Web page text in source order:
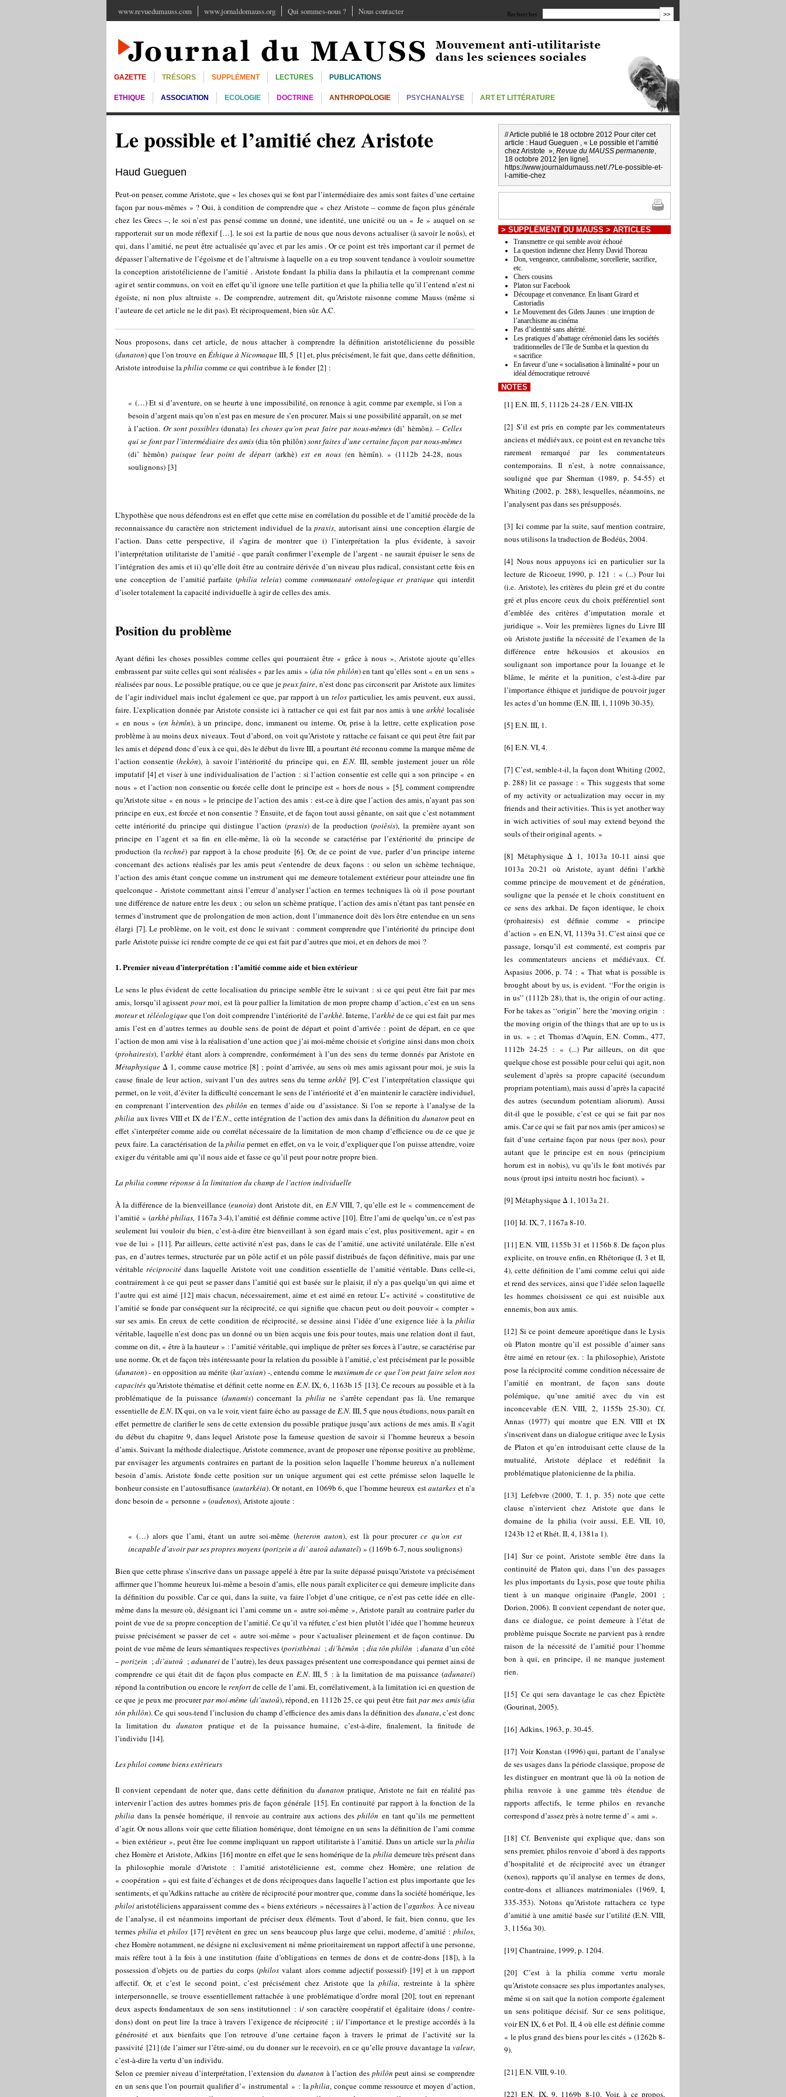
www.revuedumauss.com www.jornaldomauss.org Qui sommes-nous ? Nous contacter Rechercher :
GAZETTE TRÉSORS SUPPLÉMENT LECTURES PUBLICATIONS
ETHIQUE ASSOCIATION ECOLOGIE DOCTRINE ANTHROPOLOGIE PSYCHANALYSE ART ET LITTÉRATURE
Le possible et l’amitié chez Aristote
Haud Gueguen
Peut-on penser, comme Aristote, que « les choses qui se font par l’intermédiaire des amis sont faites d’une certaine
façon par nous-mêmes » ? Oui, à condition de comprendre que « chez Aristote – comme de façon plus générale
chez les Grecs –, le soi n’est pas pensé comme un donné, une identité, une unicité ou un « Je » auquel on se
rapporterait sur un mode réflexif […]. le soi est la partie de nous que nous devons actualiser (à savoir le noûs), et
qui, dans l’amitié, ne peut être actualisée qu’avec et par les amis . Or ce point est très important car il permet de
dépasser l’alternative de l’égoïsme et de l’altruisme à laquelle on a eu trop souvent tendance à vouloir soumettre
la conception aristotélicienne de l’amitié . Aristote fondant la philia dans la philautia et la comprenant comme
agir et sentir communs, on voit en effet qu’il ignore une telle partition et que la philia telle qu’il l’entend n’est ni
égoïste, ni non plus altruiste ». De comprendre, autrement dit, qu’Aristote raisonne comme Mauss (même si
l’auteure de cet article ne le dit pas). Et réciproquement, bien sûr. A.C.
Nous proposons, dans cet article, de nous attacher à comprendre la définition aristotélicienne du possible
(dunaton) que l’on trouve en Éthique à NicomaqueIII, 5 [1]et, plus précisément, le fait que, dans cette définition,
Aristote introduise laphilia comme ce qui contribue à le fonder[2] :
« (…) Et si d’aventure, on se heurte à une impossibilité, on renonce à agir, comme par exemple, si l’on a
besoin d’argent mais qu’on n’est pas en mesure de s’en procurer. Mais si une possibilité apparaît, on se met
à l’action. Or sont possibles(dunata) les choses qu’on peut faire par nous-mêmes(di’ hèmôn). – Celles
qui se font par l’intermédiaire des amis(dia tôn philôn)sont faites d’une certaine façon par nous-mêmes
(di’ hèmôn)puisque leur point de départ(arkhè) est en nous (en hèmîn). » (1112b 24-28, nous
soulignons) [3]
L’hypothèse que nous défendrons est en effet que cette mise en corrélation du possible et de l’amitié procède de la
reconnaissance du caractère non strictement individuel de lapraxis, autorisant ainsi une conception élargie de
l’action. Dans cette perspective, il s’agira de montrer que i) l’interprétation la plus évidente, à savoir
l’interprétation utilitariste de l’amitié - que paraît confirmer l’exemple de l’argent - ne saurait épuiser le sens de
l’intégration des amis et ii) qu’elle doit être au contraire dérivée d’un niveau plus radical, consistant cette fois en
une conception de l’amitié parfaite (philia teleia) comme communauté ontologique et pratique qui interdit
d’isoler totalement la capacité individuelle à agir de celles des amis.
Position du problème
Ayant défini les choses possibles comme celles qui pourraient être « grâce à nous », Aristote ajoute qu’elles
embrassent par suite celles qui sont réalisées « par les amis » (dia tôn philôn) en tant qu’elles sont « en un sens »
réalisées par nous. Le possible pratique, ou ce que jepeux faire, n’est donc pas circonscrit par Aristote aux limites
de l’agir individuel mais inclut également ce que, par rapport à untelos particulier, les amis peuvent, eux aussi,
faire. L’explication donnée par Aristote consiste ici à rattacher ce qui est fait par nos amis à une arkhè localisée
« en nous » (en hèmîn), à un principe, donc, immanent ou interne. Or, prise à la lettre, cette explication pose
problème à au moins deux niveaux. Tout d’abord, on voit qu’Aristote y rattache ce faisant ce qui peut être fait par
les amis et dépend donc d’eux à ce qui, dès le début du livre III, a pourtant été reconnu comme la marque même de
l’action consentie (hekôn), à savoir l’intériorité du principe qui, en E.N. III, semble justement jouer un rôle
imputatif[4] et viser à une individualisation de l’action : si l’action consentie est celle qui a son principe « en
nous » et l’action non consentie ou forcée celle dont le principe est « hors de nous » [5], comment comprendre
qu’Aristote situe « en nous » le principe de l’action des amis : est-ce à dire que l’action des amis, n’ayant pas son
principe en eux, est forcée et non consentie ? Ensuite, et de façon tout aussi gênante, on sait que c’est notamment
cette intériorité du principe qui distingue l’action (praxis) de la production (poiêsis), la première ayant son
principe en l’agent et sa fin en elle-même, là où la seconde se caractérise par l’extériorité du principe de
production (latechnè) par rapport à la chose produite [6]. Or, de ce point de vue, parler d’un principe interne
concernant des actions réalisés par les amis peut s’entendre de deux façons : ou selon un schème technique,
l’action des amis étant conçue comme un instrument qui me demeure totalement extérieur pour atteindre une fin
quelconque - Aristote commettant ainsi l’erreur d’analyser l’action en termes techniques là où il pose pourtant
une différence de nature entre les deux ; ou selon un schème pratique, l’action des amis n’étant pas tant pensée en
termes d’instrument que de prolongation de mon action, dont l’immanence doit dès lors être entendue en un sens
élargi [7]. Le problème, on le voit, est donc le suivant : comment comprendre que l’intériorité du principe dont
parle Aristote puisse ici rendre compte de ce qui est fait par d’autres que moi, et en dehors de moi ?
1. Premier niveau d’interprétation : l’amitié comme aide et bien extérieur
Le sens le plus évident de cette localisation du principe semble être le suivant : si ce qui peut être fait par mes
amis, lorsqu’il agissent pourmoi, est là pour pallier la limitation de mon propre champ d’action, c’est en un sens
moteuret téléologiqueque l’on doit comprendre l’intériorité de l’arkhè. Interne, l’arkhède ce qui est fait par mes
amis l’est en d’autres termes au double sens de point de départ et point d’arrivée : point de départ, en ce que
l’action de mon ami vise à la réalisation d’une action que j’ai moi-même choisie et s’origine ainsi dans mon choix
(prohairesis), l’arkhèétant alors à comprendre, conformément à l’un des sens du terme donnés par Aristote en
Métaphysique Δ 1, comme cause motrice[8] ; point d’arrivée, au sens où mes amis agissant pour moi, je suis la
cause finale de leur action, suivant l’un des autres sens du termearkhè [9]. C’est l’interprétation classique qui
permet, on le voit, d’éviter la difficulté concernant le sens de l’intériorité et d’en maintenir le caractère individuel,
en comprenant l’intervention desphilôn en termes d’aide ou d’assistance. Si l’on se reporte à l’analyse de la
philia aux livres VIII et IX de l’E.N., cette intégration de l’action des amis dans la définition du dunaton peut en
effet s’interpréter comme aide ou corrélat nécessaire de la limitation de mon champ d’efficience ou de ce que je
peux faire. La caractérisation de laphilia permet en effet, on va le voir, d’expliquer que l’on puisse attendre, voire
exiger du véritable ami qu’il nous aide et fasse ce qu’il peut pour notre propre bien.
La philia comme réponse à la limitation du champ de l’action individuelle
À la différence de la bienveillance (eunoia) dont Aristote dit, en E.NVIII, 7, qu’elle est le « commencement de
l’amitié » (arkhè philias, 1167a 3-4), l’amitié est définie comme active[10]. Être l’ami de quelqu’un, ce n’est pas
seulement lui vouloir du bien, c’est-à-dire être bienveillant à son égard mais c’est, plus positivement, agir « en
vue de lui » [11]. Par ailleurs, cette activité n’est pas, dans le cas de l’amitié, une activité unilatérale. Elle n’est
pas, en d’autres termes, structurée par un pôle actif et un pôle passif distribués de façon définitive, mais par une
véritableréciprocité dans laquelle Aristote voit une condition essentielle de l’amitié véritable. Dans celle-ci,
contrairement à ce qui peut se passer dans l’amitié qui est basée sur le plaisir, il n’y a pas quelqu’un qui aime et
l’autre qui est aimé[12] mais chacun, nécessairement, aime et est aimé en retour. L’« activité » constitutive de
l’amitié se fonde par conséquent sur la réciprocité, ce qui signifie que chacun peut ou doit pouvoir « compter »
sur ses amis. En creux de cette condition de réciprocité, se dessine ainsi l’idée d’une exigence liée à la philia
véritable, laquelle n’est donc pas un donné ou un bien acquis une fois pour toutes, mais une relation dont il faut,
comme on dit, « être à la hauteur » : l’amitié véritable, qui implique de prêter ses forces à l’autre, se caractérise par
une norme. Or, et de façon très intéressante pour la relation du possible à l’amitié, c’est précisément par le possible
(dunaton) - en opposition au mérite (kat’axian) -,entendu comme lemaximum de ce que l’on peut faire selon nos
capacités qu’Aristote thématise et définit cette norme en E.N. IX, 6, 1163b 15 [13]. Ce recours au possible et à la
problématique de la puissance (dunamis) concernant la philia ne s’arrête cependant pas là. Une remarque
essentielle deE.N. IX qui, on va le voir, vient faire écho au passage deE.N. III, 5 que nous étudions, nous paraît en
effet permettre de clarifier le sens de cette extension du possible pratique jusqu’aux actions de mes amis. Il s’agit
du début du chapitre 9, dans lequel Aristote pose la fameuse question de savoir si l’homme heureux a besoin
d’amis. Suivant la méthode dialectique, Aristote commence, avant de proposer une réponse positive au problème,
par envisager les arguments contraires en partant de la position selon laquelle l’homme heureux n’a nullement
besoin d’amis. Aristote fonde cette position sur un unique argument qui est cette prémisse selon laquelle le
bonheur consiste en l’autosuffisance (autarkéia). Or notant, en 1069b 6, que l’homme heureux estautarkes et n’a
donc besoin de « personne » (oudenos), Aristote ajoute :
« (…) alors que l’ami, étant un autre soi-même (heteron auton), est là pour procurerce qu’on est
incapable d’avoir par ses propres moyens(porizein a di’ autoû adunateî) » (1169b 6-7, nous soulignons)
Bien que cette phrase s’inscrive dans un passage appelé à être par la suite dépassé puisqu’Aristote va précisément
affirmer que l’homme heureux lui-même a besoin d’amis, elle nous paraît expliciter ce qui demeure implicite dans
la définition du possible. Car ce qui, dans la suite, va faire l’objet d’une critique, ce n’est pas cette idée en elle-
même dans la mesure où, désignant ici l’ami comme un « autre soi-même », Aristote paraît au contraire parler du
point de vue de sa propre conception de l’amitié. Ce qu’il va réfuter, c’est bien plutôt l’idée que l’homme heureux
puisse précisément se passer de cet « autre soi-même » pour s’actualiser pleinement et de façon continue. Du
point de vue même de leurs sémantiques respectives (poristhènai ; di’hèmôn ; dia tôn philôn ; dunata d’un côté
–porizein ;di’autoû ;adunateide l’autre), les deux passages présentent une correspondance qui permet ainsi de
comprendre ce qui était dit de façon plus compacte en E.N. III, 5 : à la limitation de ma puissance (adunatei)
répond la contribution ou encore lerenfortde celle de l’ami. Et, corrélativement, à la limitation ici en question de
ce que je peux me procurerpar moi-même (di’autoû), répond, en 1112b 25, ce qui peut être faitpar mes amis(dia
tôn philôn). Ce qui sous-tend l’inclusion du champ d’efficience des amis dans la définition des dunata, c’est donc
la limitation dudunaton pratique et de la puissance humaine, c’est-à-dire, finalement, la finitude de
l’individu [14].
Lesphiloicomme biens extérieurs
Il convient cependant de noter que, dans cette définition du dunaton pratique, Aristote ne fait en réalité pas
intervenir l’action des autres hommes pris de façon générale [15]. En continuité par rapport à la fonction de la
philia dans la pensée homérique, il renvoie au contraire aux actions desphilôn en tant qu’ils me permettent
d’agir. Or nous allons voir que cette filiation homérique, dont témoigne en un sens la définition de l’ami comme
« bien extérieur », peut être lue comme impliquant un rapport utilitariste à l’amitié. Dans un article sur la philia
chez Homère et Aristote, Adkins [16]montre en effet que le sens homérique de la philia demeure très présent dans
la philosophie morale d’Aristote : l’amitié aristotélicienne est, comme chez Homère, une relation de
« coopération » qui est faite d’échanges et de dons réciproques dans laquelle l’action est plus importante que les
sentiments, et qu’Adkins rattache au critère de réciprocité pour montrer que, comme dans la société homérique, les
philoiaristotéliciens apparaissent comme des « biens extérieurs » nécessaires à l’action de l’agathos. À ce niveau
de l’analyse, il est néanmoins important de préciser deux éléments. Tout d’abord, le fait, bien connu, que les
termesphilia etphilos [17] revêtent en grec un sens beaucoup plus large que celui, moderne, d’amitié :philos,
chez Homère notamment, ne désigne ni exclusivement ni même prioritairement un rapport affectif à une personne,
mais réfère tout à la fois à une institution (faite d’obligations en termes de dons et de contre-dons [18]), à la
possession d’objets ou de parties du corps (philos valant alors comme adjectif possessif)[19]et à un rapport
affectif. Or, et c’est le second point, c’est précisément chez Aristote que la philia, restreinte à la sphère
interpersonnelle, se trouve essentiellement rattachée à une problématique d’ordre moral [20], tout en reprenant
deux aspects fondamentaux de son sens institutionnel : i/ son caractère coopératif et égalitaire (dons / contre-
dons) dont on peut lire la trace à travers l’exigence de réciprocité ; ii/ l’importance et le prestige accordés à la
générosité et aux bienfaits que l’on retrouve d’une certaine façon à travers le primat de l’activité sur la
passivité [21](de l’aimer sur l’être-aimé, ou du donner sur le recevoir), en ce qu’elle prouve davantage lavaleur,
c’est-à-dire la vertu d’un individu.
Selon ce premier niveau d’interprétation, l’extension dudunaton à l’action des philôn peut ainsi se comprendre
en un sens que l’on pourrait qualifier d’« instrumental » : laphilia, conçue comme ressource et moyen d’action,
// Article publié le 18 octobre 2012 Pour citer cet
article : Haud Gueguen , « Le possible et l’amitié
chez Aristote », Revue du MAUSS permanente,
18 octobre 2012 [en ligne].
https://www.journaldumauss.net/./?Le-possible-et-
l-amitie-chez
> SUPPLÉMENT DU MAUSS > ARTICLES
Transmettre ce qui semble avoir échoué
La question indienne chez Henry David Thoreau
Don, vengeance, cannibalisme, sorcellerie, sacrifice,
etc.
Chers cousins
Platon sur Facebook
Découpage et convenance. En lisant Girard et
Castoriadis
Le Mouvement des Gilets Jaunes : une irruption de
l’anarchisme au cinéma
Pas d’identité sans altérité.
Les pratiques d’abattage cérémoniel dans les sociétés
traditionnelles de l’île de Sumba et la question du
« sacrifice
En faveur d’une « socialisation à liminalité » pour un
idéal démocratique retrouvé
NOTES
[1] E.N. III, 5, 1112b 24-28 / E.N. VIII-IX
[2] S’il est pris en compte par les commentateurs
anciens et médiévaux, ce point est en revanche très
rarement remarqué par les commentateurs
contemporains. Il n’est, à notre connaissance,
souligné que par Sherman (1989, p. 54-55) et
Whiting (2002, p. 288), lesquelles, néanmoins, ne
l’analysent pas dans ses présupposés.
[3] Ici comme par la suite, sauf mention contraire,
nous utilisons la traduction de Bodéüs, 2004.
[4] Nous nous appuyons ici en particulier sur la
lecture de Ricoeur, 1990, p. 121 : « (...) Pour lui
(i.e. Aristote), les critères du plein gré et du contre
gré et plus encore ceux du choix préférentiel sont
d’emblée des critères d’imputation morale et
juridique ». Voir les premières lignes du Livre III
où Aristote justifie la nécessité de l’examen de la
différence entre hékousios et akousios en
soulignant son importance pour la louange et le
blâme, le mérite et la punition, c’est-à-dire par
l’importance éthique et juridique de pouvoir juger
les actes d’un homme (E.N. III, 1, 1109b 30-35).
[5] E.N. III, 1.
[6] E.N. VI, 4.
[7]C’est, semble-t-il, la façon dont Whiting (2002,
p. 288) lit ce passage : « This suggests that some
of my activity or actualization may occur in my
friends and their activities. This is yet another way
in wich activities of soul may extend beyond the
souls of their original agents. »
[8]Métaphysique Δ 1, 1013a 10-11 ainsi que
1013a 20-21 où Aristote, ayant défini l’arkhè
comme principe de mouvement et de génération,
souligne que la pensée et le choix constituent en
ce sens des arkhai. De façon identique, le choix
(prohairesis) est définie comme « principe
d’action » en E.N, VI, 1139a 31. C’est ainsi que ce
passage, lorsqu’il est commenté, est compris par
les commentateurs anciens et médiévaux. Cf.
Aspasius 2006, p. 74 : « That what is possible is
brought about by us, is evident. ‘‘For the origin is
in us’’ (1112b 28), that is, the origin of our acting.
For he takes as ‘‘origin’’ here the ‘moving origin :
the moving origin of the things that are up to us is
in us. » ; et Thomas d’Aquin, E.N. Comm., 477,
1112b 24-25 : « (...) Par ailleurs, on dit que
quelque chose est possible pour celui qui agit, non
seulement d’après sa propre capacité (secundum
propriam potentiam), mais aussi d’après la capacité
des autres (secundum potentiam aliorum). Aussi
dit-il que le possible, c’est ce qui se fait par nos
amis. Car ce qui se fait par nos amis (per amicos) se
fait d’une certaine façon par nous (per nos), pour
autant que le principe est en nous (principium
horum est in nobis), vu qu’ils le font motivés par
nous (prout ipsi intuitu nostri hoc faciunt). »
[9] Métaphysique Δ 1, 1013a 21.
[10] Id. IX, 7, 1167a 8-10.
[11]E.N. VIII, 1155b 31 et 1156b 8. De façon plus
explicite, on trouve enfin, en Rhétorique (I, 3 et II,
4), cette définition de l’ami comme celui qui aide
et rend des services, ainsi que l’idée selon laquelle
les hommes choisissent ce qui est nuisible aux
ennemis, bon aux amis.
[12]Si ce point demeure aporétique dans le Lysis
où Platon montre qu’il est possible d’aimer sans
être aimé en retour (ex. : la philosophie), Aristote
pose la réciprocité comme condition nécessaire de
l’amitié en montrant, de façon sans doute
polémique, qu’une amitié avec du vin est
inconcevable (E.N. VIII, 2, 1155b 25-30). Cf.
Annas (1977) qui montre que E.N. VIII et IX
s’inscrivent dans un dialogue critique avec le Lysis
de Platon et qu’en introduisant cette clause de la
mutualité, Aristote déplace et redéfinit la
problématique platonicienne de la philia.
[13] Lefebvre (2000, T. 1, p. 35) note que cette
clause n’intervient chez Aristote que dans le
domaine de la philia (voir aussi, E.E. VII, 10,
1243b 12 et Rhét. II, 4, 1381a 1).
[14] Sur ce point, Aristote semble être dans la
continuité de Platon qui, dans l’un des passages
les plus importants du Lysis, pose que toute philia
tient à un manque originaire (Pangle, 2001 ;
Dorion, 2006). Il convient cependant de noter que,
dans ce dialogue, ce point demeure à l’état de
problème puisque Socrate ne parvient pas à rendre
raison de la nécessité de l’amitié pour l’homme
bon à qui, en principe, il ne manque justement
rien.
[15] Ce qui sera davantage le cas chez Épictète
(Gourinat, 2005).
[16] Adkins, 1963, p. 30-45.
[17] Voir Konstan (1996) qui, partant de l’analyse
de ses usages dans la période classique, propose de
les distinguer en montrant que là où la notion de
philia renvoie à une gamme très étendue de
rapports affectifs, le terme philos en revanche
correspond d’assez près à notre terme d’ « ami ».
[18] Cf. Benveniste qui explique que, dans son
sens premier, philos renvoie d’abord à des rapports
d’hospitalité et de réciprocité avec un étranger
(xenos), rapports qu’il analyse en termes de dons,
contre-dons et alliances matrimoniales (1969, I,
335-353). Notons qu’Aristote rattachera ce type
d’amitié à une amitié basée sur l’utilité (E.N. VIII,
3, 1156a 30).
[19] Chantraine, 1999, p. 1204.
[20]C’est à la philia comme vertu morale
qu’Aristote consacre ses plus importantes analyses,
même si on sait que la notion comporte également
un sens politique décisif. Sur ce sens politique,
voir EN IX, 6 et Pol. II, 4 où elle est définie comme
« le plus grand des biens pour les cités » (1262b 8-
9).
[21] E.N. VIII, 9-10.
[22]E.N. IX, 9, 1169b 8-10. Voir, à ce propos,